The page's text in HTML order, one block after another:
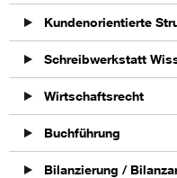
Kundenorientierte
Schreibwerkstatt
Wirtschaftsrecht
Buchführung
Bilanzierung /